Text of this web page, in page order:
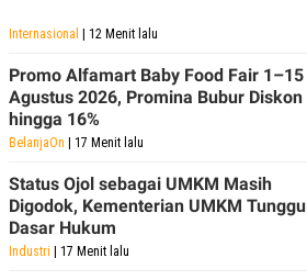
Internasional | 12 Menit lalu
Promo Alfamart Baby Food Fair 1–15
Agustus 2026, Promina Bubur Diskon
hingga 16%
BelanjaOn | 17 Menit lalu
Status Ojol sebagai UMKM Masih
Digodok, Kementerian UMKM Tunggu
Dasar Hukum
Industri | 17 Menit lalu